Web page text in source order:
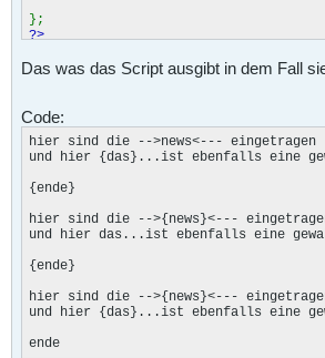
};
?>
Das was das Script ausgibt in dem Fall
Code:
hier sind die -->news<--- eingetragen
und hier {das}...ist ebenfalls eine
{ende}
hier sind die -->{news}<---
und hier das...ist ebenfalls eine
{ende}
hier sind die -->{news}<---
und hier {das}...ist ebenfalls eine
ende